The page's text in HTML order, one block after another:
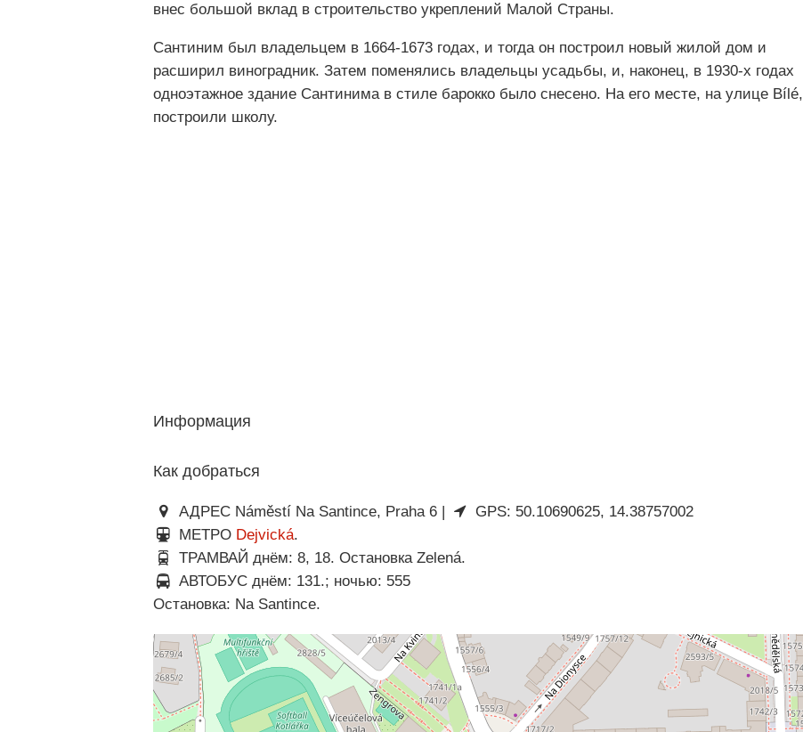
внес большой вклад в строительство укреплений Малой Страны.
Сантиним был владельцем в 1664-1673 годах, и тогда он построил новый жилой дом и
расширил виноградник. Затем поменялись владельцы усадьбы, и, наконец, в 1930-х годах
одноэтажное здание Сантинима в стиле барокко было снесено. На его месте, на улице Bílé,
построили школу.
Информация
Как добраться
АДРЕС Náměstí Na Santince, Praha 6 |
GPS: 50.10690625, 14.38757002
МЕТРО Dejvická.
ТРАМВАЙ днём: 8, 18. Остановка Zelená.
АВТОБУС днём: 131.; ночью: 555
Остановка: Na Santince.